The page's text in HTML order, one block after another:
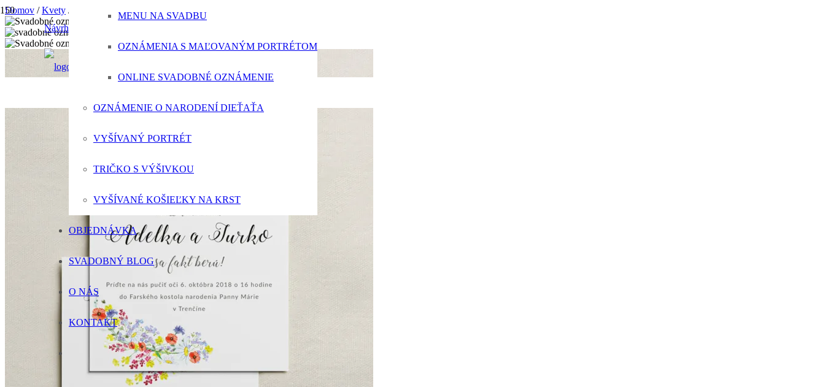
Návrh svadobného oznámenia ZADARMO
MENU NA SVADBU
OZNÁMENIA S MAĽOVANÝM PORTRÉTOM
ONLINE SVADOBNÉ OZNÁMENIE
OZNÁMENIE O NARODENÍ DIEŤAŤA
VYŠÍVANÝ PORTRÉT
TRIČKO S VÝŠIVKOU
VYŠÍVANÉ KOŠIEĽKY NA KRST
OBJEDNÁVKA
SVADOBNÝ BLOG
O NÁS
KONTAKT
Domov / Kvety / Svadobné oznámenie Ježkove oči